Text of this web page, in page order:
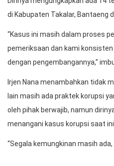
di Kabupaten Takalar, Bantaeng
“Kasus ini masih dalam proses
pemeriksaan dan kami
dengan pengembangannya,”
Irjen Nana menambahkan tidak
lain masih ada praktek korupsi
oleh pihak berwajib, namun
menangani kasus korupsi saat ini.
“Segala kemungkinan masih